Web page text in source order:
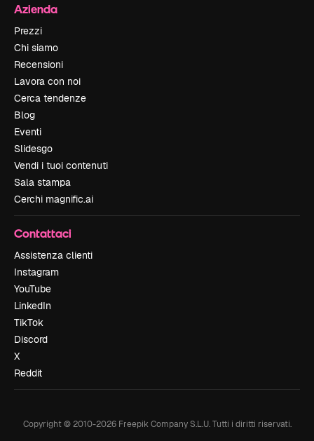
Azienda
Prezzi
Chi siamo
Recensioni
Lavora con noi
Cerca tendenze
Blog
Eventi
Slidesgo
Vendi i tuoi contenuti
Sala stampa
Cerchi magnific.ai
Contattaci
Assistenza clienti
Instagram
YouTube
LinkedIn
TikTok
Discord
X
Reddit
Copyright © 2010-2026Freepik Company S.L.U. Tutti i diritti riservati.